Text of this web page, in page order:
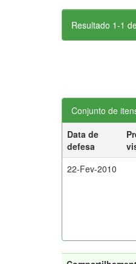
Resultado 1-1
Conjunto de
Data de
defesa
22-Fev-2010